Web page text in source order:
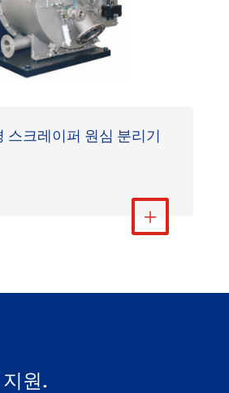
스크레이퍼 원심 분리기
더 보기

원.